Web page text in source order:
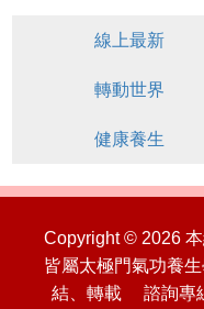
線上最新
轉動世界
健康養生
Copyright © 2026
皆屬太極門氣功養
結、轉載 諮詢專